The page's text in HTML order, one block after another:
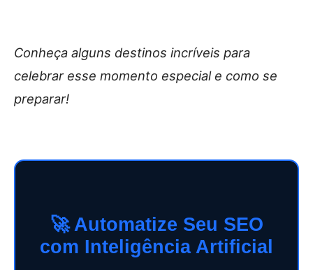
Conheça alguns destinos incríveis para
celebrar esse momento especial e como se
preparar!
🚀 Automatize Seu SEO
com Inteligência Artificial